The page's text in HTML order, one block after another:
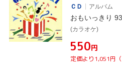
ＣＤ
アルバム
おもいっきり
(カラオケ)
¥550円
定価より1,051円